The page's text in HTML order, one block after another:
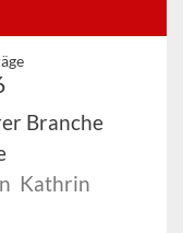
Branche
Kathrin